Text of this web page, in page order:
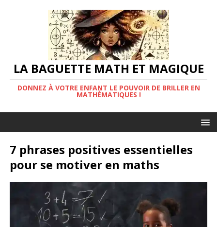
LA BAGUETTE MATH ET MAGIQUE
DONNEZ À VOTRE ENFANT LE POUVOIR DE BRILLER EN
MATHÉMATIQUES !
7 phrases positives essentielles
pour se motiver en maths